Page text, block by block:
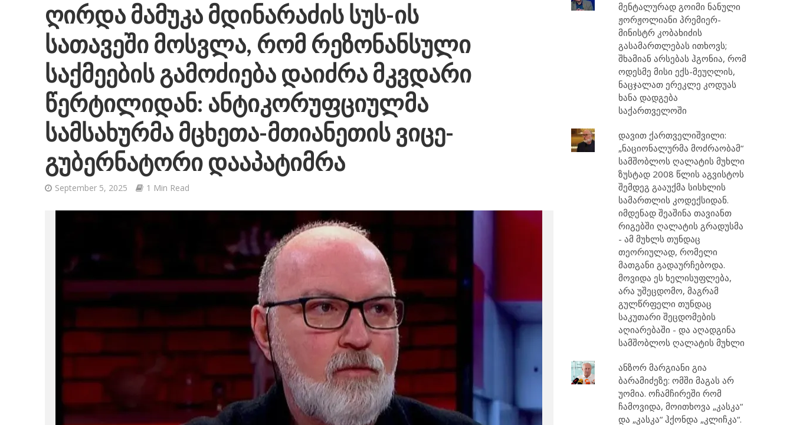
ღირდა მამუკა მდინარაძის სუს-ის
სათავეში მოსვლა, რომ რეზონანსული
საქმეების გამოძიება დაიძრა მკვდარი
წერტილიდან: ანტიკორუფციულმა
სამსახურმა მცხეთა-მთიანეთის ვიცე-
გუბერნატორი დააპატიმრა
September 5, 2025 1 Min Read
მენტალურად გოიმი ნანული
ჟორჟოლიანი პრემიერ-
მინისტრ კობახიძის
გასამართლებას ითხოვს;
შხამიან არსებას ჰგონია, რომ
ოდესმე მისი ექს-მეუღლის,
ნაცჯალათ ერეკლე კოდუას
ხანა დადგება
საქართველოში
დავით ქართველიშვილი:
„ნაციონალურმა მოძრაობამ“
სამშობლოს ღალატის მუხლი
ზუსტად 2008 წლის აგვისტოს
შემდეგ გააუქმა სისხლის
სამართლის კოდექსიდან.
იმდენად შეაშინა თავიანთ
რიგებში ღალატის გრადუსმა
- ამ მუხლს თუნდაც
თეორიულად, რომელი
მათგანი გადაურჩებოდა.
მოვიდა ეს ხელისუფლება,
არა უშეცდომო, მაგრამ
გულწრფელი თუნდაც
საკუთარი შეცდომების
აღიარებაში - და აღადგინა
სამშობლოს ღალატის მუხლი
ანზორ მარგიანი გია
ბარამიძეზე: ომში მაგას არ
უომია. ოჩამჩირეში რომ
ჩამოვიდა, მოითხოვა „კასკა“
და „კასკა“ ჰქონდა „კლიჩკა“.